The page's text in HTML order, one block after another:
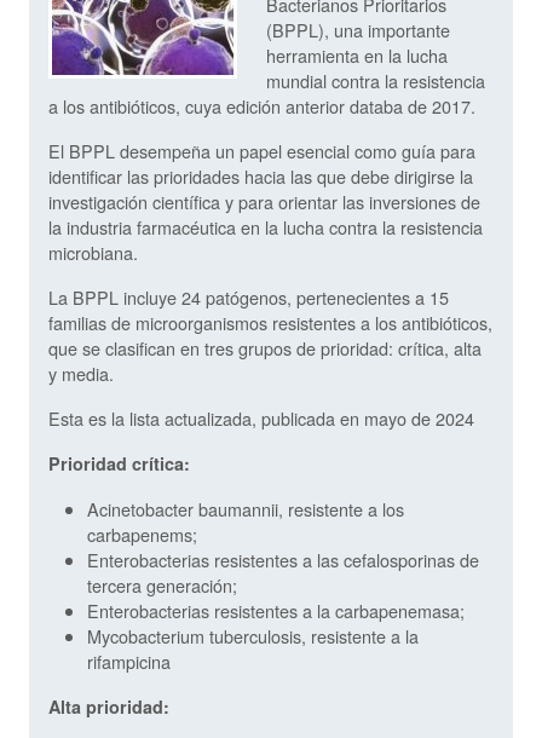
(BPPL), una importante
herramienta en la lucha
mundial contra la resistencia
a los antibióticos, cuya edición anterior databa de 2017.
El BPPL desempeña un papel esencial como guía para
identificar las prioridades hacia las que debe dirigirse la
investigación científica y para orientar las inversiones de
la industria farmacéutica en la lucha contra la resistencia
microbiana.
La BPPL incluye 24 patógenos, pertenecientes a 15
familias de microorganismos resistentes a los antibióticos,
que se clasifican en tres grupos de prioridad: crítica, alta
y media.
Esta es la lista actualizada, publicada en mayo de 2024
Prioridad crítica:
Acinetobacter baumannii, resistente a los
carbapenems;
Enterobacterias resistentes a las cefalosporinas de
tercera generación;
Enterobacterias resistentes a la carbapenemasa;
Mycobacterium tuberculosis, resistente a la
rifampicina
Alta prioridad: